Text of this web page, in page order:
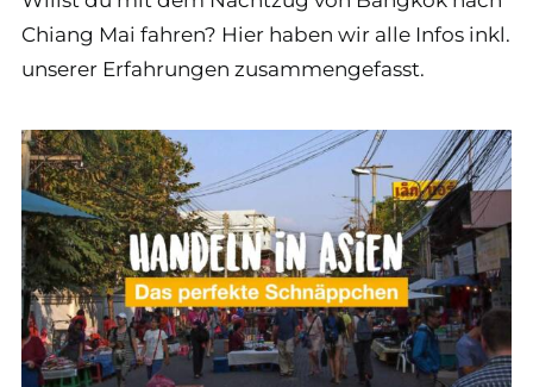
Chiang Mai fahren? Hier haben wir alle Infos inkl.
unserer Erfahrungen zusammengefasst.